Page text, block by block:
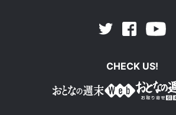
Twitter Facebook
CHECK US!